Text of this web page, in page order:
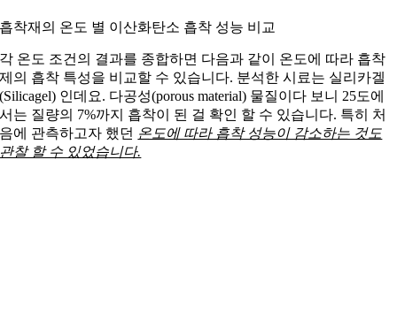
흡착재의 온도 별 이산화탄소 흡착 성능 비교
각 온도 조건의 결과를 종합하면 다음과 같이 온도에 따라 흡착
제의 흡착 특성을 비교할 수 있습니다. 분석한 시료는 실리카겔
(Silicagel) 인데요. 다공성(porous material) 물질이다 보니 25도에
서는 질량의 7%까지 흡착이 된 걸 확인 할 수 있습니다. 특히 처
음에 관측하고자 했던 온도에 따라 흡착 성능이 감소하는 것도
관찰 할 수 있었습니다.